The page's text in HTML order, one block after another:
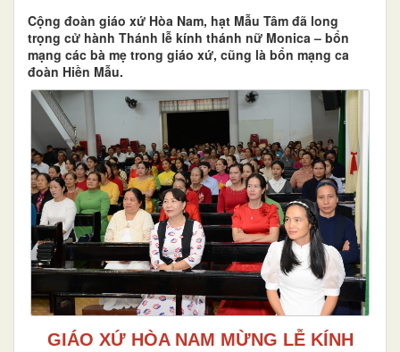
Cộng đoàn giáo xứ Hòa Nam, hạt Mẫu Tâm đã long
trọng cử hành Thánh lễ kính thánh nữ Monica – bổn
mạng các bà mẹ trong giáo xứ, cũng là bổn mạng ca
đoàn Hiền Mẫu.
GIÁO XỨ HÒA NAM MỪNG LỄ KÍNH